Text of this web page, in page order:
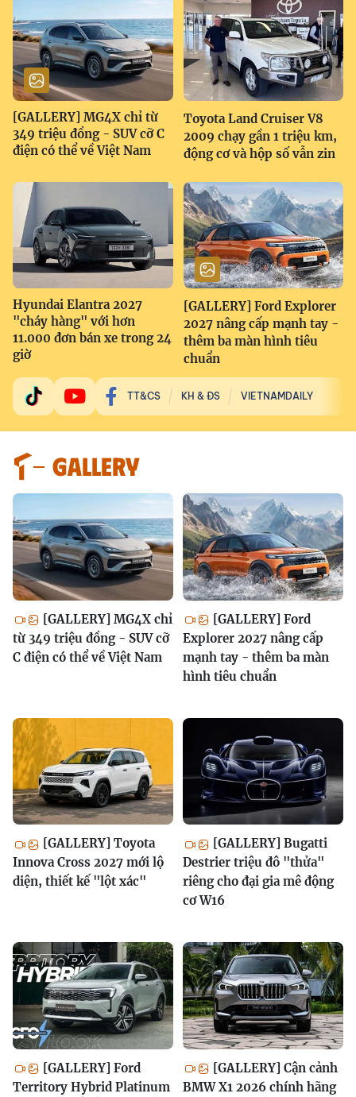
[GALLERY] MG4X chỉ từ
349 triệu đồng - SUV cỡ C
điện có thể về Việt Nam
Toyota Land Cruiser V8
2009 chạy gần 1 triệu km,
động cơ và hộp số vẫn zin
Hyundai Elantra 2027
"cháy hàng" với hơn
11.000 đơn bán xe trong 24
giờ
[GALLERY] Ford Explorer
2027 nâng cấp mạnh tay -
thêm ba màn hình tiêu
chuẩn
TT&CS KH & ĐS VIETNAMDAILY
GALLERY
[GALLERY] MG4X chỉ
từ 349 triệu đồng - SUV cỡ
C điện có thể về Việt Nam
[GALLERY] Ford
Explorer 2027 nâng cấp
mạnh tay - thêm ba màn
hình tiêu chuẩn
[GALLERY] Toyota
Innova Cross 2027 mới lộ
diện, thiết kế "lột xác"
[GALLERY] Bugatti
Destrier triệu đô "thửa"
riêng cho đại gia mê động
cơ W16
[GALLERY] Ford
Territory Hybrid Platinum
[GALLERY] Cận cảnh
BMW X1 2026 chính hãng